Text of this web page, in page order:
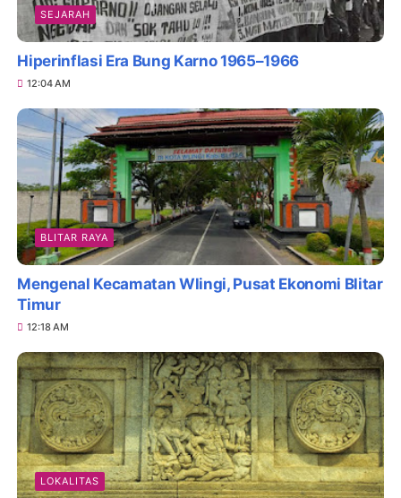
SEJARAH
Hiperinflasi Era Bung Karno 1965–1966
12:04 AM
BLITAR RAYA
Mengenal Kecamatan Wlingi, Pusat Ekonomi Blitar
Timur
12:18 AM
LOKALITAS